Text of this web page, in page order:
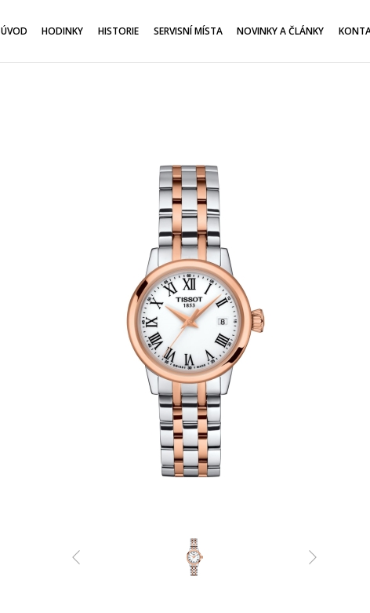
ÚVOD HODINKY HISTORIE SERVISNÍ MÍSTA NOVINKY A ČLÁNKY